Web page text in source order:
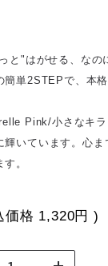
と"はがせる、なの
簡単2STEPで、本
Pink/小さなキ
輝いています。心
。
価格 1,320円 )